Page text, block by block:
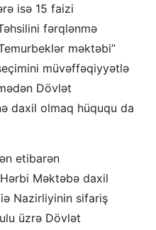
isə 15 faizi
fərqlənmə
məktəbi”
müvəffəqiyyətlə
Dövlət
daxil olmaq hüququ da
etibarən
Məktəbə daxil
Nazirliyinin sifariş
üzrə Dövlət